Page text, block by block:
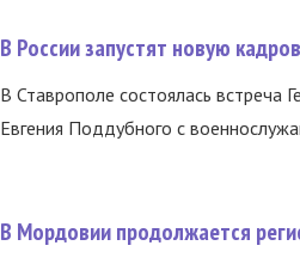
В России запустят новую
В Ставрополе состоялась встреча
Евгения Поддубного с
В Мордовии продолжается